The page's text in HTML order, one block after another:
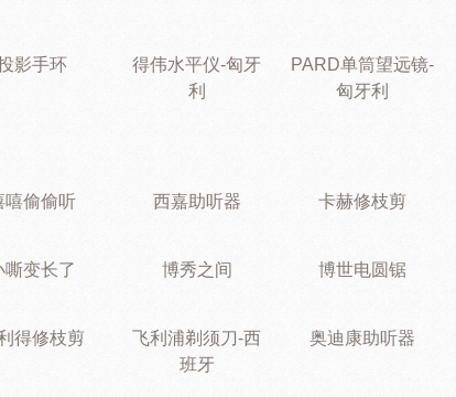
影手环
得伟水平仪-匈牙
利
PARD单筒望远镜-
匈牙利
嘻偷偷听 西嘉助听器 卡赫修枝剪
嘶变长了 博秀之间 博世电圆锯
得修枝剪
飞利浦剃须刀-西
班牙
奥迪康助听器